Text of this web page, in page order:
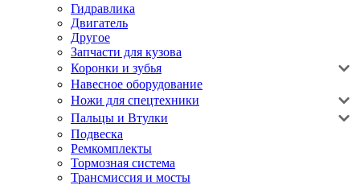
Гидравлика
Двигатель
Другое
Запчасти для кузова
Коронки и зубья
Навесное оборудование
Ножи для спецтехники
Пальцы и Втулки
Подвеска
Ремкомплекты
Тормозная система
Трансмиссия и мосты